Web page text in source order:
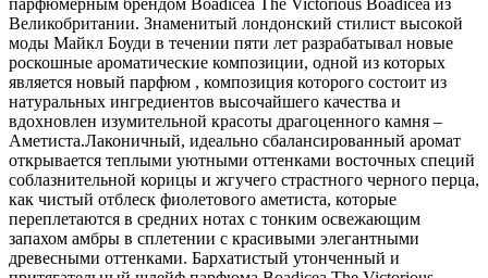
Великобритании. Знаменитый лондонский стилист высокой
моды Майкл Боуди в течении пяти лет разрабатывал новые
роскошные ароматические композиции, одной из которых
является новый парфюм , композиция которого состоит из
натуральных ингредиентов высочайшего качества и
вдохновлен изумительной красоты драгоценного камня –
Аметиста.Лаконичный, идеально сбалансированный аромат
открывается теплыми уютными оттенками восточных специй
соблазнительной корицы и жгучего страстного черного перца,
как чистый отблеск фиолетового аметиста, которые
переплетаются в средних нотах с тонким освежающим
запахом амбры в сплетении с красивыми элегантными
древесными оттенками. Бархатистый утонченный и